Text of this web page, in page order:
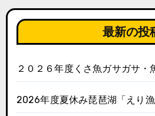
最新の投
２０２６年度くさ魚ガサガサ・
2026年度夏休み琵琶湖「えり